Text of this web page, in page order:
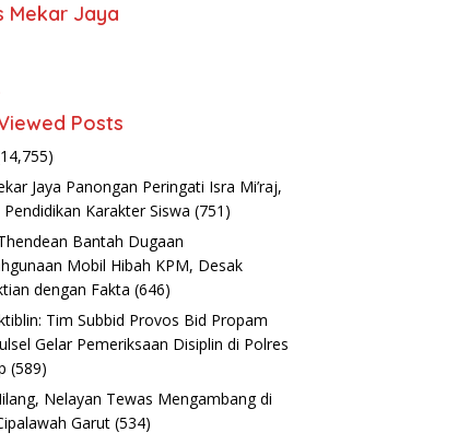
Mekar Jaya
Posts
Jaya Panongan Peringati Isra Mi’raj,
Karakter Siswa (751)
Bantah Dugaan
Mobil Hibah KPM, Desak
dengan Fakta (646)
Tim Subbid Provos Bid Propam
Gelar Pemeriksaan Disiplin di Polres
(589)
Nelayan Tewas Mengambang di
Garut (534)